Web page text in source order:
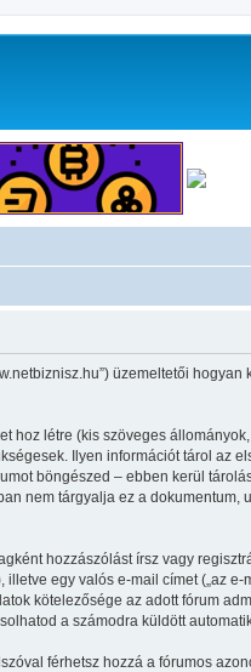
üzemeltetői
hoz létre (kis szöveges
Ilyen információt tárol az
böngészed – ebben kerül
nem tárgyalja ez a
hozzászólást írsz vagy
egy valós e-mail címet („az
kötelezősége az adott fórum
a számodra küldött
férhetsz hozzá a fórumos